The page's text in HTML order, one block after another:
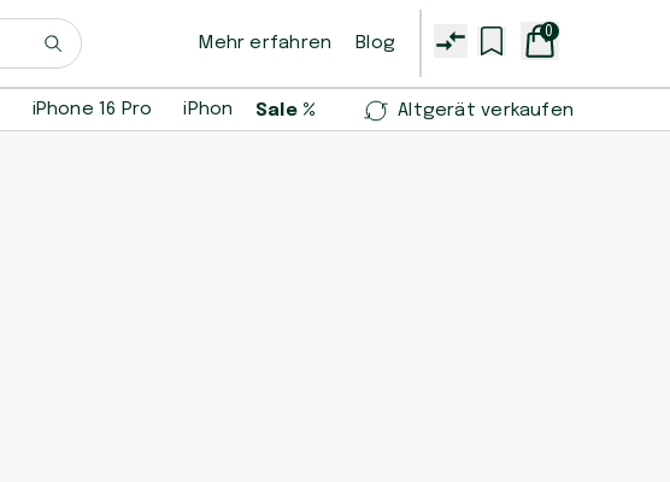
Mehr erfahren Blog
0
iPhone 16 Pro iPhone 14 Pro iPhone 13 mini Samsung Galaxy
Sale % Altgerät verkaufen